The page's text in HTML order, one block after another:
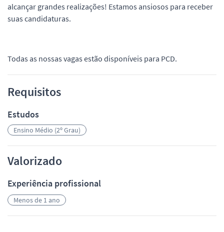
alcançar grandes realizações! Estamos ansiosos para receber
suas candidaturas.
Todas as nossas vagas estão disponíveis para PCD.
Requisitos
Estudos
Ensino Médio (2º Grau)
Valorizado
Experiência profissional
Menos de 1 ano